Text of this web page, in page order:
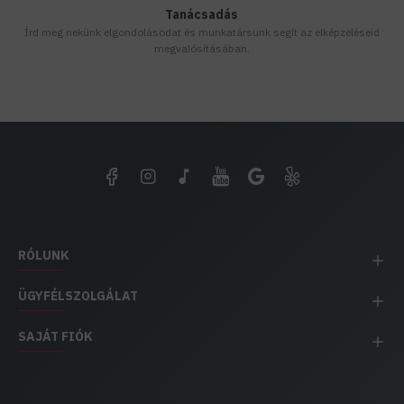
Tanácsadás
Írd meg nekünk elgondolásodat és munkatársunk segít az elképzeléseid
megvalósításában.
RÓLUNK
ÜGYFÉLSZOLGÁLAT
SAJÁT FIÓK